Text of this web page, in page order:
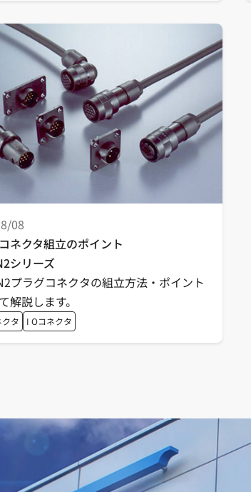
ネクタ組立のポイント
シリーズ
08
プラグコネクタの組立方法・ポイント
解説します。
タ I Oコネクタ